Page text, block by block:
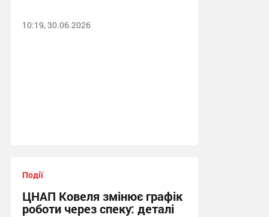
10:19, 30.06.2026
Події
ЦНАП Ковеля змінює графік
роботи через спеку: деталі